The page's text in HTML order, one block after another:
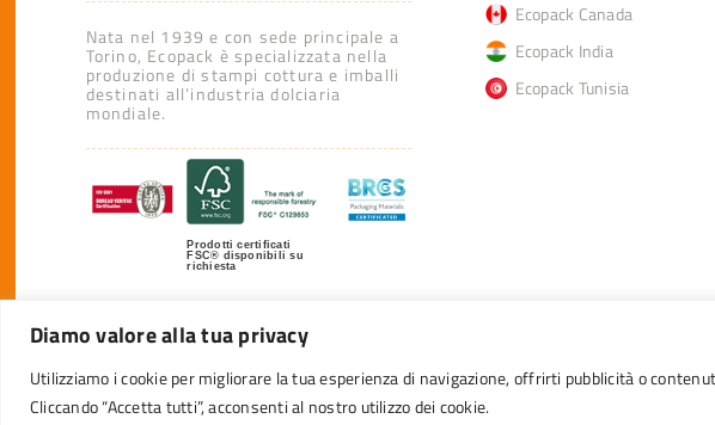
Diamo valore alla tua privacy
Utilizziamo i cookie per migliorare la tua esperienza di navigazione, offrirti pubblicità o
Cliccando “Accetta tutti”, acconsenti al nostro utilizzo dei cookie.
Nata nel 1939 e con sede principale a
Torino, Ecopack è specializzata nella
produzione di stampi cottura e imballi
destinati all’industria dolciaria
mondiale.
Prodotti certificati
FSC® disponibili su
richiesta
Ecopack Canada
Ecopack India
Ecopack Tunisia
© 2026 Ecopack S.p.A. | via